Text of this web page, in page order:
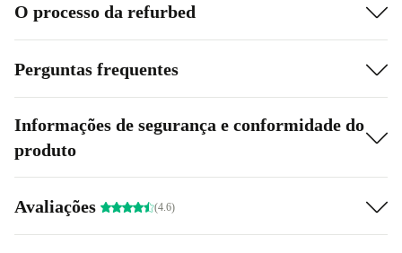
O processo da refurbed
Perguntas frequentes
Informações de segurança e conformidade do
produto
Avaliações (4.6)